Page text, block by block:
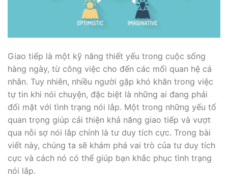
Giao tiếp là một kỹ năng thiết yếu trong cuộc sống
hàng ngày, từ công việc cho đến các mối quan hệ cá
nhân. Tuy nhiên, nhiều người gặp khó khăn trong việc
tự tin khi nói chuyện, đặc biệt là những ai đang phải
đối mặt với tình trạng nói lắp. Một trong những yếu tố
quan trọng giúp cải thiện khả năng giao tiếp và vượt
qua nỗi sợ nói lắp chính là tư duy tích cực. Trong bài
viết này, chúng ta sẽ khám phá vai trò của tư duy tích
cực và cách nó có thể giúp bạn khắc phục tình trạng
nói lắp.